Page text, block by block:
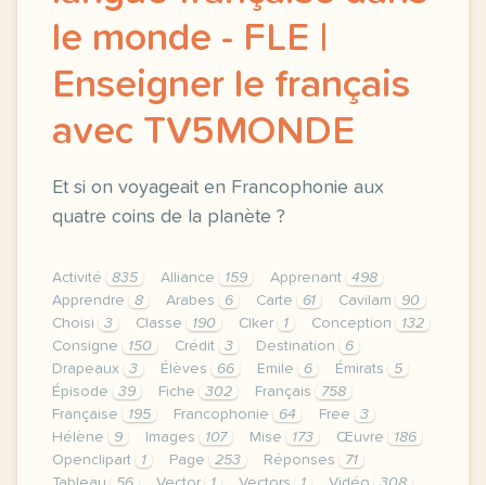
le monde - FLE |
Enseigner le français
avec TV5MONDE
Et si on voyageait en Francophonie aux
quatre coins de la planète ?
Activité 835 Alliance 159 Apprenant
498
Apprendre
8 Arabes 6 Carte 61 Cavilam
90
Choisi
3 Classe 190 Clker 1 Conception
132
Consigne
150 Crédit 3 Destination
6
Drapeaux
3 Élèves 66 Emile 6 Émirats
5
Épisode
39 Fiche 302 Français
758
Française
195 Francophonie 64 Free
3
Hélène
9 Images 107 Mise 173 Œuvre
186
Openclipart
1 Page 253 Réponses
71